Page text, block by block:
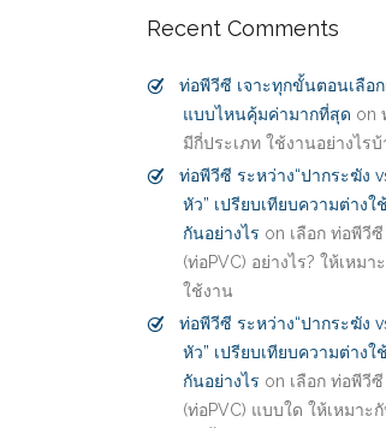
Recent Comments
ท่อพีวีซี เจาะทุกขั้นตอนเลือก
แบบไหนคุ้มค่ามากที่สุด on
มีกี่ประเภท ใช้งานอย่างไรบ้
ท่อพีวีซี ระหว่าง“ปากระฆัง
หัว” เปรียบเทียบความต่างใ
กันอย่างไร on เลือก ท่อพีวีซี
(ท่อPVC) อย่างไร? ให้เหมา
ใช้งาน
ท่อพีวีซี ระหว่าง“ปากระฆัง
หัว” เปรียบเทียบความต่างใ
กันอย่างไร on เลือก ท่อพีวีซี
(ท่อPVC) แบบใด ให้เหมาะ